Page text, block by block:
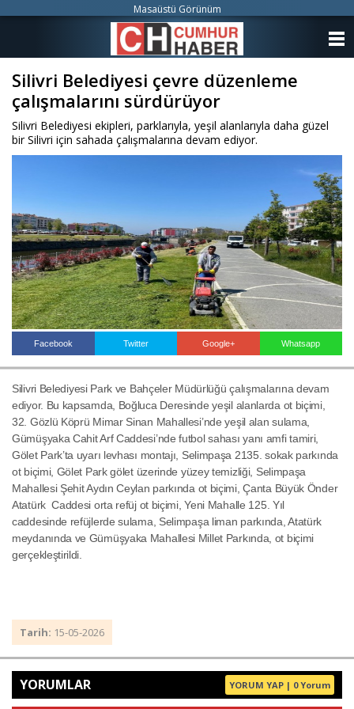
Silivri Belediyesi çevre düzenleme
çalışmalarını sürdürüyor
Silivri Belediyesi ekipleri, parklarıyla, yeşil alanlarıyla daha güzel
bir Silivri için sahada çalışmalarına devam ediyor.
Facebook Twitter Google+ Whatsapp
Silivri Belediyesi Park ve Bahçeler Müdürlüğü çalışmalarına devam
ediyor. Bu kapsamda, Boğluca Deresinde yeşil alanlarda ot biçimi,
32. Gözlü Köprü Mimar Sinan Mahallesi’nde yeşil alan sulama,
Gümüşyaka Cahit Arf Caddesi’nde futbol sahası yanı amfi tamiri,
Gölet Park’ta uyarı levhası montajı, Selimpaşa 2135. sokak parkında
ot biçimi, Gölet Park gölet üzerinde yüzey temizliği, Selimpaşa
Mahallesi Şehit Aydın Ceylan parkında ot biçimi, Çanta Büyük Önder
Atatürk Caddesi orta refüj ot biçimi, Yeni Mahalle 125. Yıl
caddesinde refüjlerde sulama, Selimpaşa liman parkında, Atatürk
meydanında ve Gümüşyaka Mahallesi Millet Parkında, ot biçimi
gerçekleştirildi.
Tarih: 15-05-2026
YORUMLAR YORUM YAP | 0 Yorum
Masaüstü Görünüm
KATEGORİLER
ANKETLER
FOTO GALERİ
VİDEO GALERİ
KÜNYE
İLETİŞİM
Haberin Doğru Adresi.